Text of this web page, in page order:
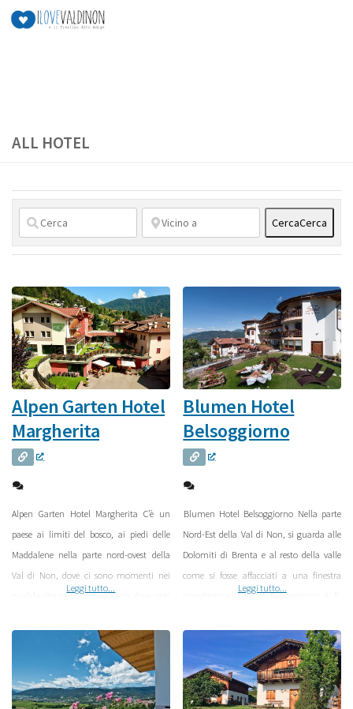
Salta al contenuto
ALL HOTEL
CercaCerca
Alpen Garten Hotel
Margherita
Alpen Garten Hotel Margherita C’è un
paese ai limiti del bosco, ai piedi delle
Maddalene nella parte nord-ovest della
Val di Non, dove ci sono momenti nei
quali la vita scorre ancora lenta, dove certi
dove si respira l’aria buona che sembra
portata giù direttamente dalle cime
intorno. Ai piedi di queste montagne, in
quest’atmosfera, a
Leggi tutto...
Blumen Hotel
Belsoggiorno
Blumen Hotel Belsoggiorno Nella parte
Nord-Est della Val di Non, si guarda alle
Dolomiti di Brenta e al resto della valle
come si fosse affacciati a una finestra
grandissima. L’Hotel Belsoggiorno è lì,
favola, a due passi dai boschi, tra il
profumo di fiori e fili d’erba di campo. Il
Blumen
Leggi tutto...